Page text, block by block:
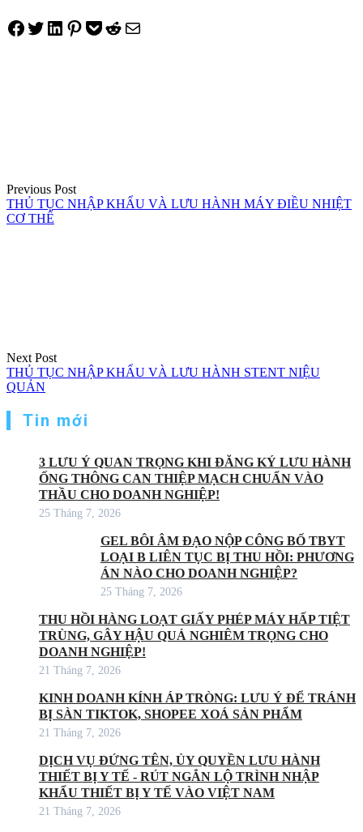
Share on Facebook
Tweet on Twitter
Share on LinkedIn
Pin on Pinterest
Save to pocket
Share on Reddit
Share via Email
Previous Post
THỦ TỤC NHẬP KHẨU VÀ LƯU HÀNH MÁY ĐIỀU NHIỆT
CƠ THỂ
Next Post
THỦ TỤC NHẬP KHẨU VÀ LƯU HÀNH STENT NIỆU
QUẢN
Tin mới
3 LƯU Ý QUAN TRỌNG KHI ĐĂNG KÝ LƯU HÀNH
ỐNG THÔNG CAN THIỆP MẠCH CHUẨN VÀO
THẦU CHO DOANH NGHIỆP!
25 Tháng 7, 2026
GEL BÔI ÂM ĐẠO NỘP CÔNG BỐ TBYT
LOẠI B LIÊN TỤC BỊ THU HỒI: PHƯƠNG
ÁN NÀO CHO DOANH NGHIỆP?
25 Tháng 7, 2026
THU HỒI HÀNG LOẠT GIẤY PHÉP MÁY HẤP TIỆT
TRÙNG, GÂY HẬU QUẢ NGHIÊM TRỌNG CHO
DOANH NGHIỆP!
21 Tháng 7, 2026
KINH DOANH KÍNH ÁP TRÒNG: LƯU Ý ĐỂ TRÁNH
BỊ SÀN TIKTOK, SHOPEE XOÁ SẢN PHẨM
21 Tháng 7, 2026
DỊCH VỤ ĐỨNG TÊN, ỦY QUYỀN LƯU HÀNH
THIẾT BỊ Y TẾ - RÚT NGẮN LỘ TRÌNH NHẬP
KHẨU THIẾT BỊ Y TẾ VÀO VIỆT NAM
21 Tháng 7, 2026